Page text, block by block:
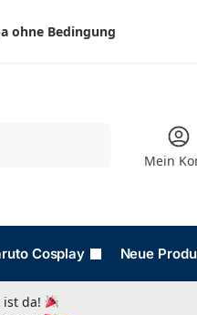
ohne Bedingung
Mein
Cosplay Neue
ist da!